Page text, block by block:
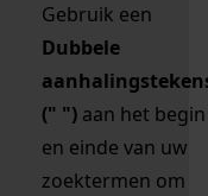
Gebruik een
Dubbele
(" ") aan het begin
en einde van uw
zoektermen om